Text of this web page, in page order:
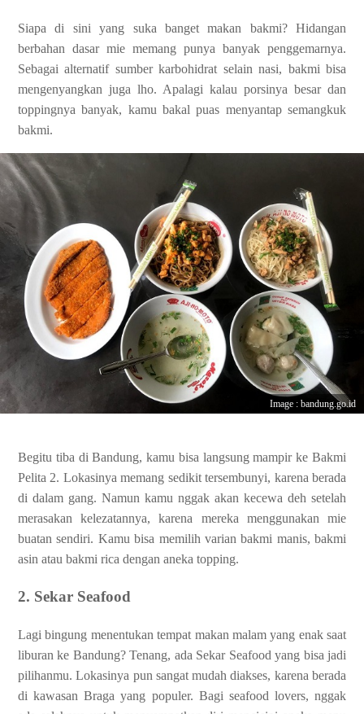
Siapa di sini yang suka banget makan bakmi? Hidangan
berbahan dasar mie memang punya banyak penggemarnya.
Sebagai alternatif sumber karbohidrat selain nasi, bakmi bisa
mengenyangkan juga lho. Apalagi kalau porsinya besar dan
toppingnya banyak, kamu bakal puas menyantap semangkuk
bakmi.
Image : bandung.go.id
Begitu tiba di Bandung, kamu bisa langsung mampir ke Bakmi
Pelita 2. Lokasinya memang sedikit tersembunyi, karena berada
di dalam gang. Namun kamu nggak akan kecewa deh setelah
merasakan kelezatannya, karena mereka menggunakan mie
buatan sendiri. Kamu bisa memilih varian bakmi manis, bakmi
asin atau bakmi rica dengan aneka topping.
2. Sekar Seafood
Lagi bingung menentukan tempat makan malam yang enak saat
liburan ke Bandung? Tenang, ada Sekar Seafood yang bisa jadi
pilihanmu. Lokasinya pun sangat mudah diakses, karena berada
di kawasan Braga yang populer. Bagi seafood lovers, nggak